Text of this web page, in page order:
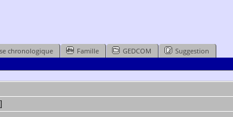
chronologique Famille GEDCOM
Suggestion
]